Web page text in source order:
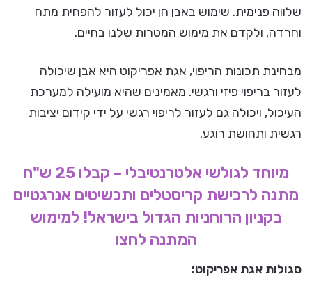
שלווה פנימית. שימוש באבן חן יכול לעזור להפחית מתח
וחרדה, ולקדם את מימוש המטרות שלנו בחיים.
מבחינת תכונות הריפוי, אגת אפריקוט היא אבן שיכולה
לעזור בריפוי פיזי ורגשי. מאמינים שהיא מועילה למערכת
העיכול, ויכולה גם לעזור לריפוי רגשי על ידי קידום יציבות
רגשית ותחושת רוגע.
מיוחד לגולשי אלטרנטיבלי – קבלו 25 ש"ח
מתנה לרכישת קריסטלים ותכשיטים אנרגטיים
בקניון הרוחניות הגדול בישראל! למימוש
המתנה לחצו
סגולות אגת אפריקוט: